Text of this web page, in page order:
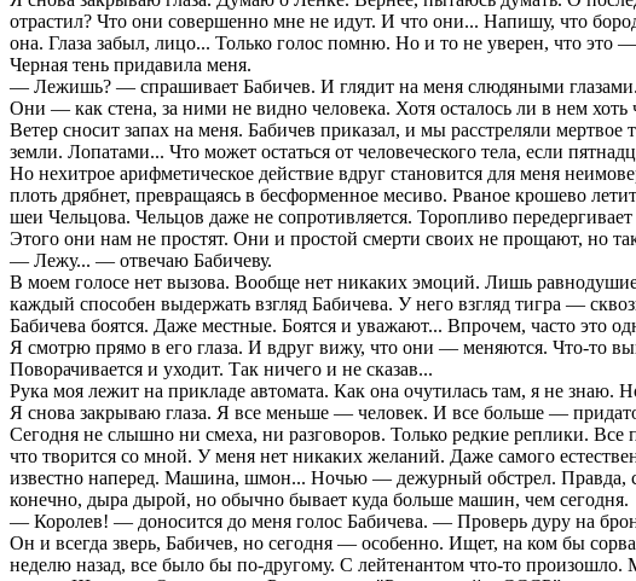
отрастил? Что они совершенно мне не идут. И что они... Напишу, что
она. Глаза забыл, лицо... Только голос помню. Но и то не уверен, что это —
Черная тень придавила меня.
— Лежишь? — спрашивает Бабичев. И глядит на меня слюдяными глазами.
Они — как стена, за ними не видно человека. Хотя осталось ли в нем хоть
Ветер сносит запах на меня. Бабичев приказал, и мы расстреляли
земли. Лопатами... Что может остаться от человеческого тела, если
Но нехитрое арифметическое действие вдруг становится для меня
плоть дрябнет, превращаясь в бесформенное месиво. Рваное крошево
шеи Чельцова. Чельцов даже не сопротивляется. Торопливо передергивает
Этого они нам не простят. Они и простой смерти своих не прощают, но
— Лежу... — отвечаю Бабичеву.
В моем голосе нет вызова. Вообще нет никаких эмоций. Лишь
каждый способен выдержать взгляд Бабичева. У него взгляд тигра —
Бабичева боятся. Даже местные. Боятся и уважают... Впрочем, часто это
Я смотрю прямо в его глаза. И вдруг вижу, что они — меняются. Что-то
Поворачивается и уходит. Так ничего и не сказав...
Рука моя лежит на прикладе автомата. Как она очутилась там, я не знаю.
Я снова закрываю глаза. Я все меньше — человек. И все больше —
Сегодня не слышно ни смеха, ни разговоров. Только редкие реплики.
что творится со мной. У меня нет никаких желаний. Даже самого
известно наперед. Машина, шмон... Ночью — дежурный обстрел. Правда,
конечно, дыра дырой, но обычно бывает куда больше машин, чем сегодня.
— Королев! — доносится до меня голос Бабичева. — Проверь дуру на
Он и всегда зверь, Бабичев, но сегодня — особенно. Ищет, на ком бы
неделю назад, все было бы по-другому. С лейтенантом что-то